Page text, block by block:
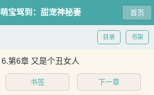
首页
萌宝驾到：甜宠神秘妻
书架
目录
6.第6章 又是个丑女人
书签 下一章